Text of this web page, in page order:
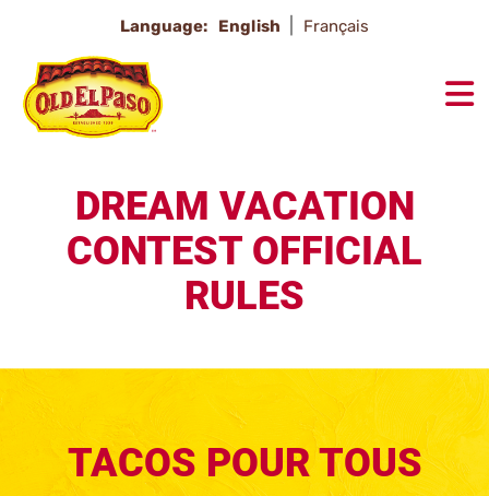
Language: English Français
DREAM VACATION
CONTEST OFFICIAL
RULES
TACOS POUR TOUS